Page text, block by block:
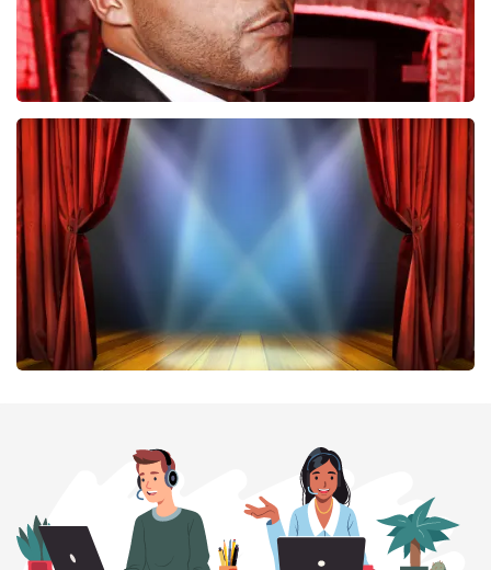
Don Omar
224 laatste 30 minuten
BESTEL NU
BESTEL NU